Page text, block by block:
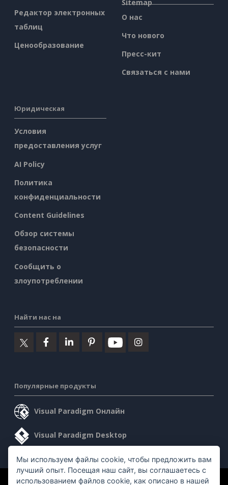
Редактор электронных
таблиц
Ценообразование
Sitemap
О нас
Что нового
Пресс-кит
Связаться с нами
Юридическая
Условия
предоставления услуг
AI Policy
Политика
конфиденциальности
Content Guidelines
Обзор системы
безопасности
Сообщить о
злоупотреблении
Найти нас на
Популярные продукты
Visual Paradigm Онлайн
Visual Paradigm Desktop
Мы используем файлы cookie, чтобы предложить вам
лучший опыт. Посещая наш сайт, вы соглашаетесь с
использованием файлов cookie, как описано в нашей